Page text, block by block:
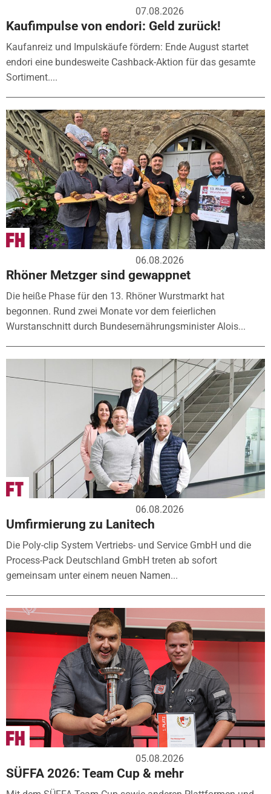
07.08.2026
Kaufimpulse von endori: Geld zurück!
Kaufanreiz und Impulskäufe fördern: Ende August startet
endori eine bundesweite Cashback-Aktion für das gesamte
Sortiment....
06.08.2026
Rhöner Metzger sind gewappnet
Die heiße Phase für den 13. Rhöner Wurstmarkt hat
begonnen. Rund zwei Monate vor dem feierlichen
Wurstanschnitt durch Bundesernährungsminister Alois...
06.08.2026
Umfirmierung zu Lanitech
Die Poly-clip System Vertriebs- und Service GmbH und die
Process-Pack Deutschland GmbH treten ab sofort
gemeinsam unter einem neuen Namen...
05.08.2026
SÜFFA 2026: Team Cup & mehr